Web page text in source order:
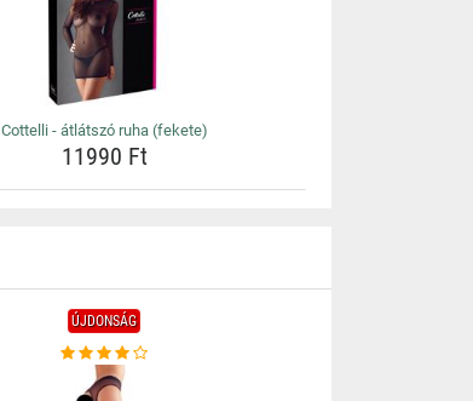
Cottelli - átlátszó ruha (fekete)
11990 Ft
ÚJDONSÁG